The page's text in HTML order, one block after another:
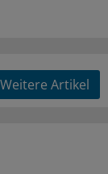
Weitere Artikel